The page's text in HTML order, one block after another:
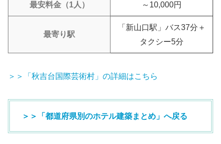
最安料金（1人） ～10,000円
最寄り駅
「新山口駅」バス37分＋
タクシー5分
＞＞「秋吉台国際芸術村」の詳細はこちら
＞＞「都道府県別のホテル建築まとめ」へ戻る